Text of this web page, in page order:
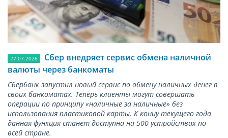
27.07.2026
Сбер внедряет сервис обмена наличной
валюты через банкоматы
Сбербанк запустил новый сервис по обмену наличных денег в
своих банкоматах. Теперь клиенты могут совершать
операции по принципу «наличные за наличные» без
использования пластиковой карты. К концу текущего года
данная функция станет доступна на 500 устройствах по
всей стране.